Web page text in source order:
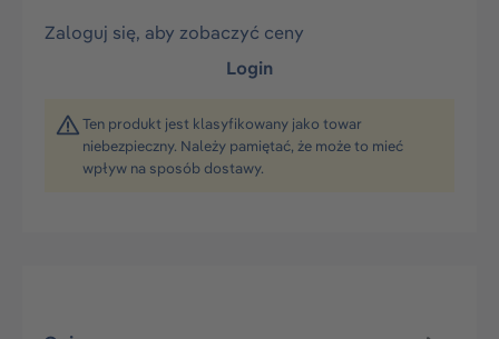
Zaloguj się, aby zobaczyć ceny
Login
Ten produkt jest klasyfikowany jako towar
niebezpieczny. Należy pamiętać, że może to mieć
wpływ na sposób dostawy.